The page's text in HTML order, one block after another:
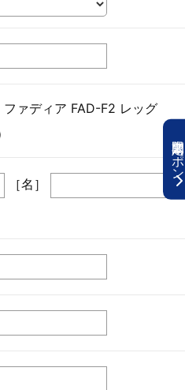
期間限定クーポン
ァディア FAD-F2 レッグ
［名］